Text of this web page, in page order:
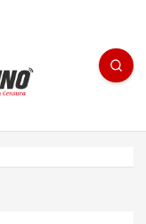
noticias/editorial